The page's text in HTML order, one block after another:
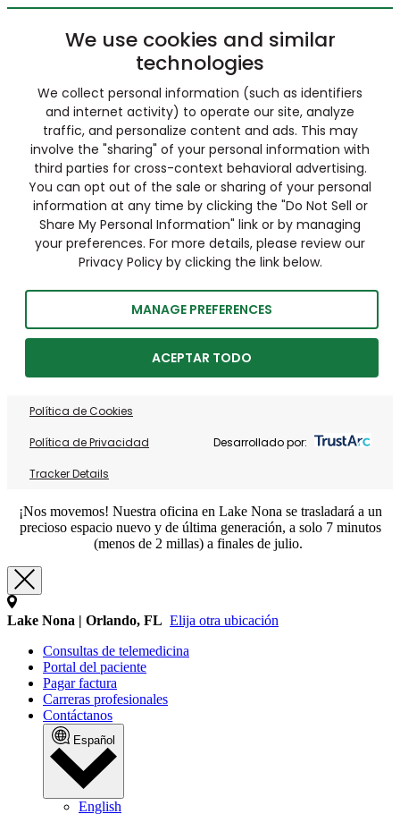
We use cookies and similar
technologies
We collect personal information (such as identifiers
and internet activity) to operate our site, analyze
traffic, and personalize content and ads. This may
involve the "sharing" of your personal information with
third parties for cross-context behavioral advertising.
You can opt out of the sale or sharing of your personal
information at any time by clicking the "Do Not Sell or
Share My Personal Information" link or by managing
your preferences. For more details, please review our
Privacy Policy by clicking the link below.
MANAGE PREFERENCES
ACEPTAR TODO
Política de Cookies
Política de Privacidad
Tracker Details
Desarrollado por:
¡Nos movemos! Nuestra oficina en Lake Nona se trasladará a un
precioso espacio nuevo y de última generación, a solo 7 minutos
(menos de 2 millas) a finales de julio.
Lake Nona | Orlando, FL Elija otra ubicación
Consultas de telemedicina
Portal del paciente
Pagar factura
Carreras profesionales
Contáctanos
Español
English